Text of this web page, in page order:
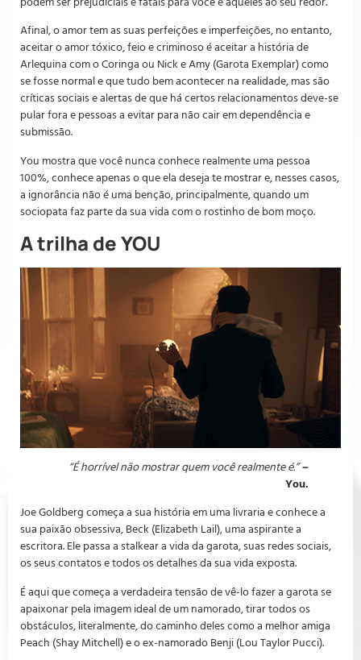
Afinal, o amor tem as suas perfeições e imperfeições, no entanto,
aceitar o amor tóxico, feio e criminoso é aceitar a história de
Arlequina com o Coringa ou Nick e Amy (Garota Exemplar) como
se fosse normal e que tudo bem acontecer na realidade, mas são
críticas sociais e alertas de que há certos relacionamentos deve-se
pular fora e pessoas a evitar para não cair em dependência e
submissão.
You mostra que você nunca conhece realmente uma pessoa
100%, conhece apenas o que ela deseja te mostrar e, nesses casos,
a ignorância não é uma benção, principalmente, quando um
sociopata faz parte da sua vida com o rostinho de bom moço.
A trilha de YOU
“É horrível não mostrar quem você realmente é.”–
You.
Joe Goldberg começa a sua história em uma livraria e conhece a
sua paixão obsessiva, Beck (Elizabeth Lail), uma aspirante a
escritora. Ele passa a stalkear a vida da garota, suas redes sociais,
os seus contatos e todos os detalhes da sua vida exposta.
É aqui que começa a verdadeira tensão de vê-lo fazer a garota se
apaixonar pela imagem ideal de um namorado, tirar todos os
obstáculos, literalmente, do caminho deles como a melhor amiga
Peach (Shay Mitchell) e o ex-namorado Benji (Lou Taylor Pucci).